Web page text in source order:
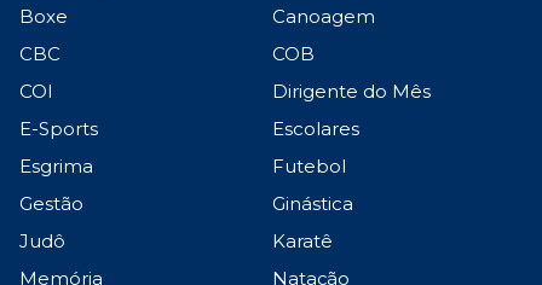
Boxe
Canoagem
CBC
COB
COI
Dirigente do Mês
E-Sports
Escolares
Esgrima
Futebol
Gestão
Ginástica
Judô
Karatê
Memória
Natação